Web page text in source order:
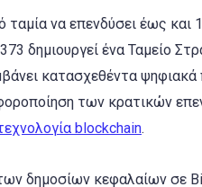
ταμία να επενδύσει έως
δημιουργεί ένα Ταμείο
κατασχεθέντα ψηφιακά
των κρατικών
blockchain. ​